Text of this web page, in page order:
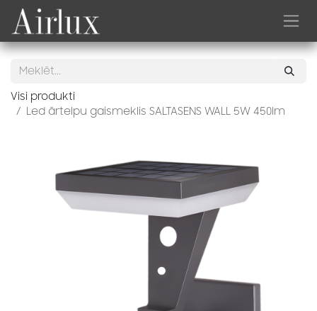
Skip to Content
Visi produkti
Led ārtelpu gaismeklis SALTASENS WALL 5W 450lm